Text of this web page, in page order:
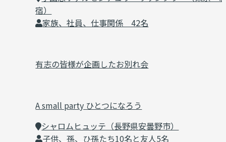
宿）
家族、社員、仕事関係 42名
有志の皆様が企画したお別れ会
A small party ひとつになろう
シャロムヒュッテ（長野県安曇野市）
子供、孫、ひ孫たち10名と友人5名